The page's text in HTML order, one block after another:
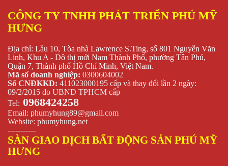
CÔNG TY TNHH PHÁT TRIỂN PHÚ MỸ
HƯNG
Địa chỉ: Lầu 10, Tòa nhà Lawrence S.Ting, số 801 Nguyễn Văn
Linh, Khu A - Dô thị mới Nam Thành Phố, phường Tân Phú,
Quận 7, Thành phố Hồ Chí Minh, Việt Nam.
Mã số doanh nghiệp: 0300604002
Số CNĐKKD: 411023000195 cấp và thay đổi lần 2 ngày:
09/2/2015 do UBND TPHCM cấp
Tel: 0968424258
Email: phumyhung89@gmail.com
Website: phumyhung.net
-----------
SÀN GIAO DỊCH BẤT ĐỘNG SẢN PHÚ MỸ
HƯNG